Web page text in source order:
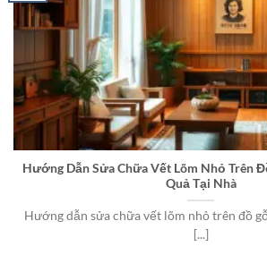
Hướng Dẫn Sửa Chữa Vết Lõm Nhỏ Trên
Quả Tại Nhà
Hướng dẫn sửa chữa vết lõm nhỏ trên đồ
[...]